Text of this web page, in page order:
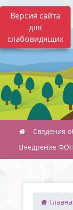
Версия сайта
для
слабовидящих
Сведения
Внедрение